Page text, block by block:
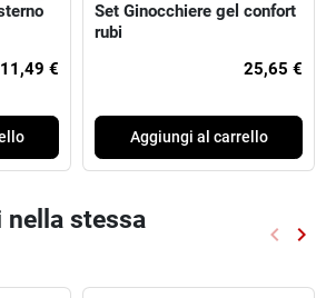
11,49 €
Set Ginocchiere gel confort
rubi
25,65 €
Aggiungi al carrello
stessa
keyboard_arrow_left keyboard_arrow_right